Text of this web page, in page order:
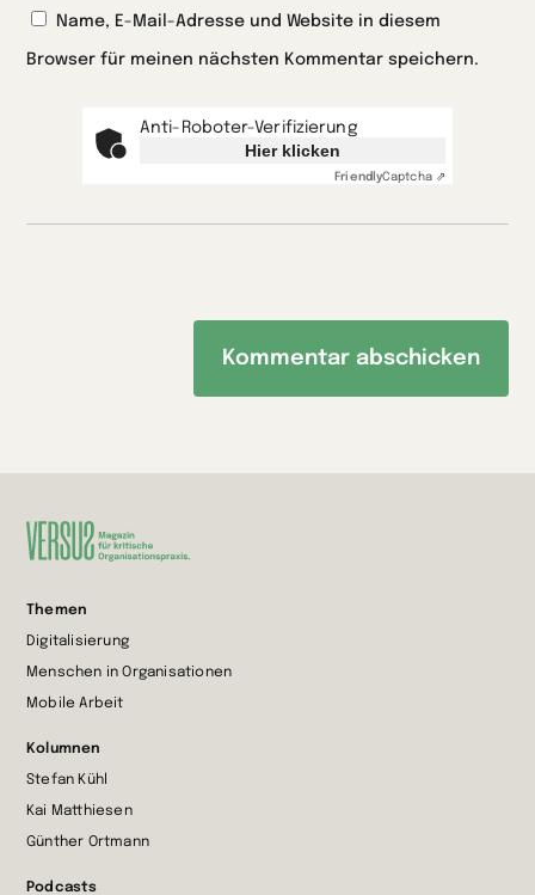
Name, E-Mail-Adresse und Website in diesem
Browser für meinen nächsten Kommentar speichern.
Anti-Roboter-Verifizierung
Hier klicken
FriendlyCaptcha ⇗
Startseite
wechseln
Themen
Digitalisierung
Menschen in Organisationen
Mobile Arbeit
Kolumnen
Stefan Kühl
Kai Matthiesen
Günther Ortmann
Podcasts